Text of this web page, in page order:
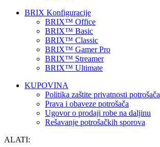
BRIX Konfiguracije
BRIX™ Office
BRIX™ Basic
BRIX™ Classic
BRIX™ Gamer Pro
BRIX™ Streamer
BRIX™ Ultimate
KUPOVINA
Politika zaštite privatnosti potrošača
Prava i obaveze potrošača
Ugovor o prodaji robe na daljinu
Rešavanje potrošačkih sporova
ALATI: